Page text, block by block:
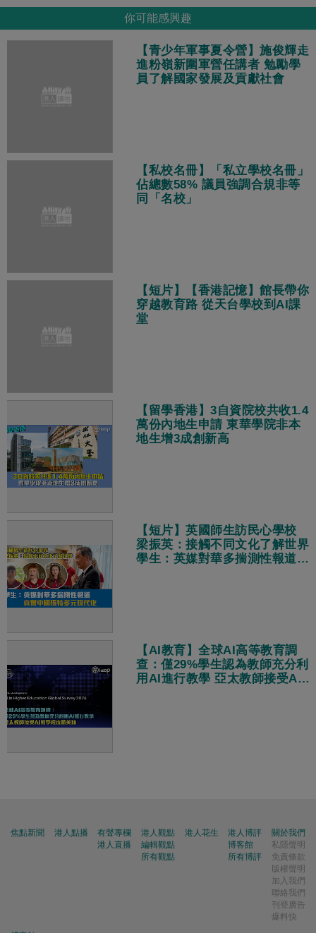
你可能感興趣
【青少年軍事夏令營】施俊輝走
進粉嶺新圍軍營任講者 勉勵學
員了解國家發展及貢獻社會
【私校名冊】「私立學校名冊」
佔總數58% 議員強調合規非等
同「名校」
【短片】【香港記憶】館長帶你
穿越教育路 從天台學校到AI課
堂
【留學香港】3自資院校共收1.4
萬份內地生申請 東華學院非本
地生增3成創新高
【短片】英國師生訪民心學校
梁振英：接觸不同文化了解世界
學生：英媒對華多揣測性報道
【AI教育】全球AI高等教育調
查：僅29%學生認為教師充分利
用AI進行教學 亞太教師接受AI
焦點新聞 港人點播
有聲專欄
港人直播
港人觀點
編輯觀點
所有觀點
港人花生
港人博評
博客館
所有博評
關於我們
私隱聲明
免責條款
版權聲明
加入我們
聯絡我們
刊登廣告
爆料快